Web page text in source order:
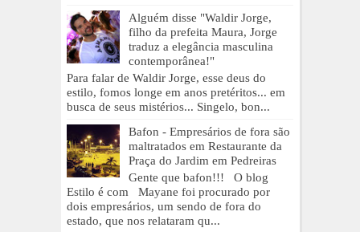
Alguém disse "Waldir Jorge,
filho da prefeita Maura, Jorge
traduz a elegância masculina
contemporânea!"
Para falar de Waldir Jorge, esse deus do
estilo, fomos longe em anos pretéritos... em
busca de seus mistérios... Singelo, bon...
Bafon - Empresários de fora são
maltratados em Restaurante da
Praça do Jardim em Pedreiras
Gente que bafon!!! O blog
Estilo é com Mayane foi procurado por
dois empresários, um sendo de fora do
estado, que nos relataram qu...